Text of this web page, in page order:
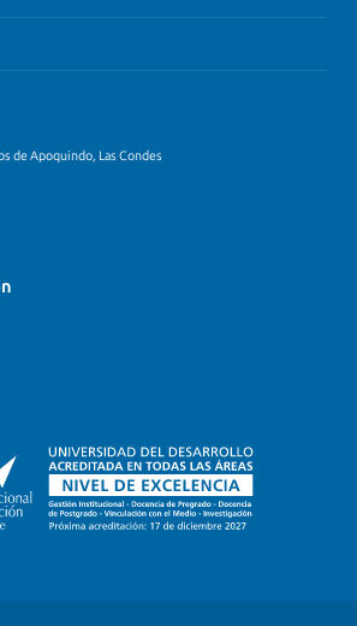
de Apoquindo, Las Condes